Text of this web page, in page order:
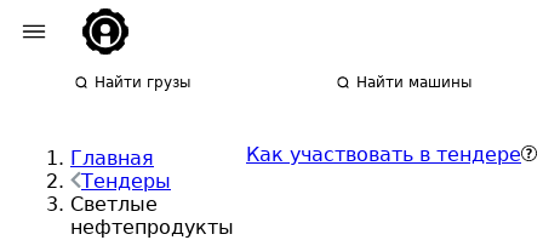
Найти грузы Найти машины
Главная
Тендеры
Светлые
нефтепродукты
Как участвовать в тендере